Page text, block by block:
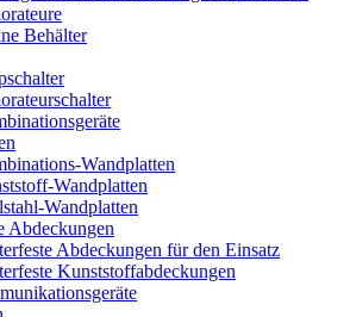
Behälter
Wandplatten
Wandplatten
Wandplatten
Abdeckungen
Abdeckungen für den Einsatz
Kunststoffabdeckungen